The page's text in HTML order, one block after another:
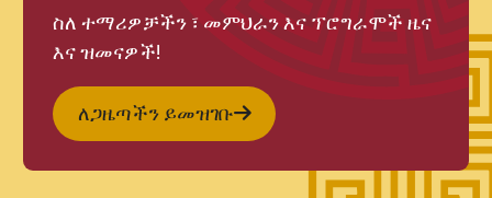
ስለ ተማሪዎቻችን ፣ መምህራን እና ፕሮግራሞች ዜና
እና ዝመናዎች!
ለጋዜጣችን ይመዝገቡ